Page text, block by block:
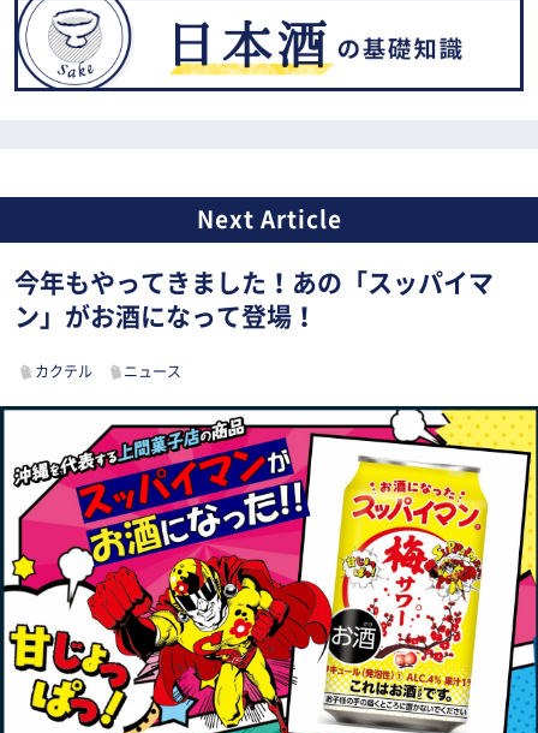
今年もやってきました！あの「スッパイマ
ン」がお酒になって登場！
カクテル ニュース